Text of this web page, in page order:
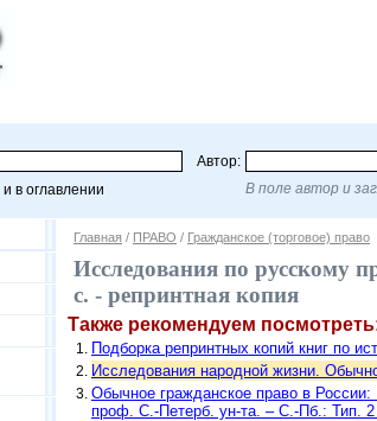
Автор:
и в оглавлении В поле автор и
Главная / ПРАВО / Гражданское (торговое) право
Исследования по русскому
с. - репринтная копия
Также рекомендуем
Подборка репринтных копий книг по
Исследования народной жизни.
Обычное гражданское право в
проф. С.-Петерб. ун-та. – С.-Пб.: Тип. 2